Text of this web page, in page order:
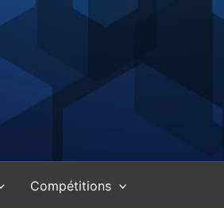
Compétitions